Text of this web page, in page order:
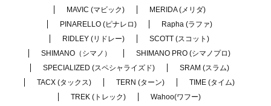
MAVIC (マビック)
MERIDA (メリダ)
PINARELLO (ピナレロ)
Rapha (ラファ)
RIDLEY (リドレー)
SCOTT (スコット)
SHIMANO（シマノ）
SHIMANO PRO (シマノプロ)
SPECIALIZED (スペシャライズド)
SRAM (スラム)
TACX (タックス)
TERN (ターン)
TIME (タイム)
TREK (トレック)
Wahoo(ワフー)